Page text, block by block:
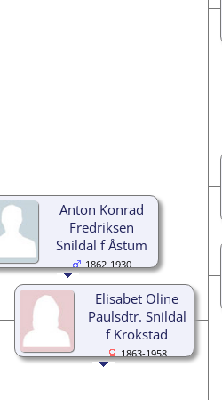
Anton Konrad
Fredriksen
Snildal f Åstum
1862-1930
Elisabet Oline
Paulsdtr. Snildal
f Krokstad
1863-1958